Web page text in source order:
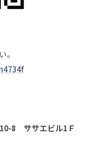
。
8 ササエビル1Ｆ